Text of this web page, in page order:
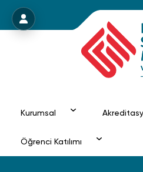
Kurumsal
Öğrenci Katılımı
Menü